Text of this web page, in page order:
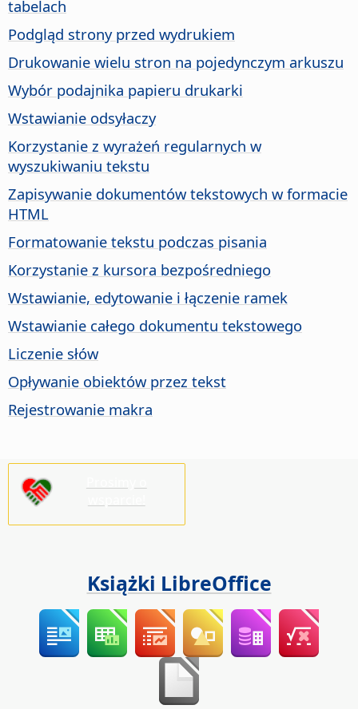
tabelach
Podgląd strony przed wydrukiem
Drukowanie wielu stron na pojedynczym arkuszu
Wybór podajnika papieru drukarki
Wstawianie odsyłaczy
Korzystanie z wyrażeń regularnych w
wyszukiwaniu tekstu
Zapisywanie dokumentów tekstowych w formacie
HTML
Formatowanie tekstu podczas pisania
Korzystanie z kursora bezpośredniego
Wstawianie, edytowanie i łączenie ramek
Wstawianie całego dokumentu tekstowego
Liczenie słów
Opływanie obiektów przez tekst
Rejestrowanie makra
Książki LibreOffice